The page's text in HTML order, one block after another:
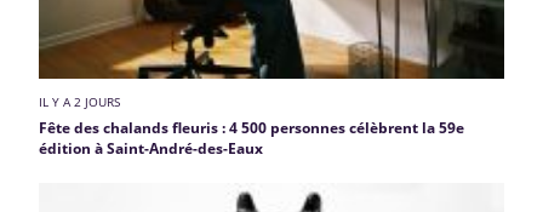
IL Y A 2 JOURS
Fête des chalands fleuris : 4 500 personnes célèbrent la 59e
édition à Saint-André-des-Eaux